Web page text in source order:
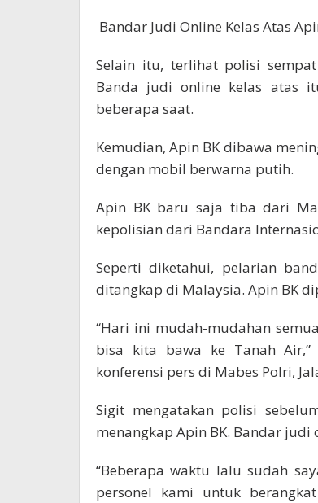
Bandar Judi Online Kelas Atas
Selain itu, terlihat polisi
Banda judi online kelas atas
beberapa saat.
Kemudian, Apin BK dibawa
dengan mobil berwarna putih.
Apin BK baru saja tiba dari
kepolisian dari Bandara
Seperti diketahui, pelarian
ditangkap di Malaysia. Apin BK
“Hari ini mudah-mudahan
bisa kita bawa ke Tanah
konferensi pers di Mabes Polri,
Sigit mengatakan polisi
menangkap Apin BK. Bandar
“Beberapa waktu lalu sudah
personel kami untuk